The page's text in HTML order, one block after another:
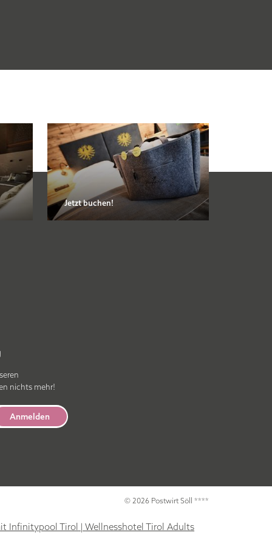
Jetzt buchen!
nichts mehr!
Anmelden
© 2026 Postwirt Söll ****
Infinitypool Tirol | Wellnesshotel Tirol Adults